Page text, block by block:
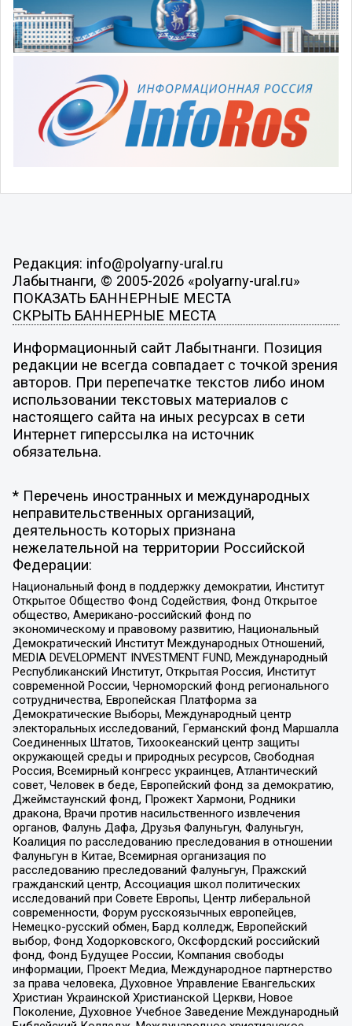
Редакция: info@polyarny-ural.ru
Лабытнанги, © 2005-2026 «polyarny-ural.ru»
ПОКАЗАТЬ БАННЕРНЫЕ МЕСТА
СКРЫТЬ БАННЕРНЫЕ МЕСТА
Информационный сайт Лабытнанги. Позиция
редакции не всегда совпадает с точкой зрения
авторов. При перепечатке текстов либо ином
использовании текстовых материалов с
настоящего сайта на иных ресурсах в сети
Интернет гиперссылка на источник
обязательна.
* Перечень иностранных и международных
неправительственных организаций,
деятельность которых признана
нежелательной на территории Российской
Федерации:
Национальный фонд в поддержку демократии, Институт
Открытое Общество Фонд Содействия, Фонд Открытое
общество, Американо-российский фонд по
экономическому и правовому развитию, Национальный
Демократический Институт Международных Отношений,
MEDIA DEVELOPMENT INVESTMENT FUND, Международный
Республиканский Институт, Открытая Россия, Институт
современной России, Черноморский фонд регионального
сотрудничества, Европейская Платформа за
Демократические Выборы, Международный центр
электоральных исследований, Германский фонд Маршалла
Соединенных Штатов, Тихоокеанский центр защиты
окружающей среды и природных ресурсов, Свободная
Россия, Всемирный конгресс украинцев, Атлантический
совет, Человек в беде, Европейский фонд за демократию,
Джеймстаунский фонд, Прожект Хармони, Родники
дракона, Врачи против насильственного извлечения
органов, Фалунь Дафа, Друзья Фалуньгун, Фалуньгун,
Коалиция по расследованию преследования в отношении
Фалуньгун в Китае, Всемирная организация по
расследованию преследований Фалуньгун, Пражский
гражданский центр, Ассоциация школ политических
исследований при Совете Европы, Центр либеральной
современности, Форум русскоязычных европейцев,
Немецко-русский обмен, Бард колледж, Европейский
выбор, Фонд Ходорковского, Оксфордский российский
фонд, Фонд Будущее России, Компания свободы
информации, Проект Медиа, Международное партнерство
за права человека, Духовное Управление Евангельских
Христиан Украинской Христианской Церкви, Новое
Поколение, Духовное Учебное Заведение Международный